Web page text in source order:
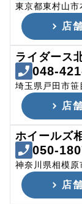
東京都東村山
店
ライダース
048-
埼玉県戸田市
店
ホイールズ
050-
神奈川県相模
店